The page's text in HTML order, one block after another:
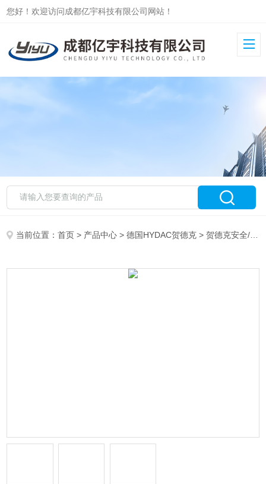
您好！欢迎访问成都亿宇科技有限公司网站！
当前位置：首页 > 产品中心 >德国HYDAC贺德克 >贺德克安全/溢流阀